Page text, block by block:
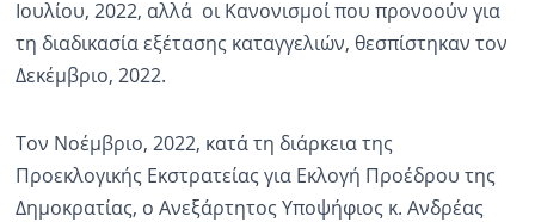
Ιουλίου, 2022, αλλά οι Κανονισμοί που προνοούν για
τη διαδικασία εξέτασης καταγγελιών, θεσπίστηκαν τον
Δεκέμβριο, 2022.
Τον Νοέμβριο, 2022, κατά τη διάρκεια της
Προεκλογικής Εκστρατείας για Εκλογή Προέδρου της
Δημοκρατίας, ο Ανεξάρτητος Υποψήφιος κ. Ανδρέας